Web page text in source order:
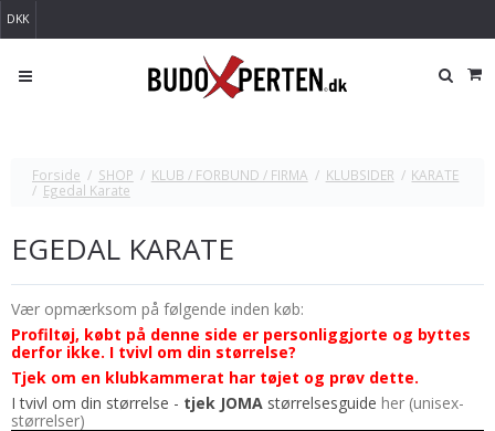
DKK
Forside / SHOP / KLUB / FORBUND / FIRMA / KLUBSIDER / KARATE
/ Egedal Karate
EGEDAL KARATE
Vær opmærksom på følgende inden køb:
Profiltøj, købt på denne side er personliggjorte og byttes
derfor ikke. I tvivl om din størrelse?
Tjek om en klubkammerat har tøjet og prøv dette.
I tvivl om din størrelse - tjek JOMA størrelsesguide her (unisex-
størrelser)